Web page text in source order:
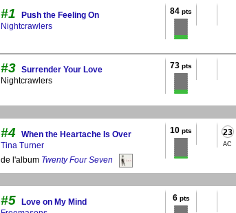
#1
Push the Feeling On
Nightcrawlers
84 pts
#3 Surrender Your Love
Nightcrawlers
73 pts
#4 When the Heartache Is Over
Tina Turner
de l'album Twenty Four Seven
10 pts 23
AC
#5 Love on My Mind
6pts